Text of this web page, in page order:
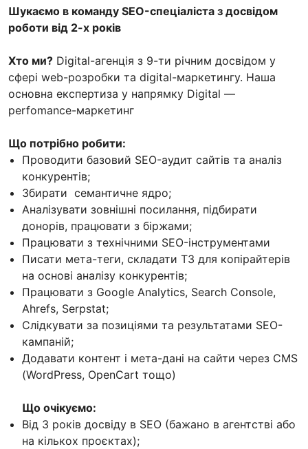
Шукаємо в команду SEO-спеціаліста з досвідом
роботи від 2-х років
Хто ми? Digital-агенція з 9-ти річним досвідом у
сфері web-розробки та digital-маркетингу. Наша
основна експертиза у напрямку Digital —
perfomance-маркетинг
Що потрібно робити:
Проводити базовий SEO-аудит сайтів та аналіз
конкурентів;
Збирати семантичне ядро;
Аналізувати зовнішні посилання, підбирати
донорів, працювати з біржами;
Працювати з технічними SEO-інструментами
Писати мета-теги, складати ТЗ для копірайтерів
на основі аналізу конкурентів;
Працювати з Google Analytics, Search Console,
Ahrefs, Serpstat;
Слідкувати за позиціями та результатами SEO-
кампаній;
Додавати контент і мета-дані на сайти через CMS
(WordPress, OpenCart тощо)
Що очікуємо:
Від 3 років досвіду в SEO (бажано в агентстві або
на кількох проєктах);